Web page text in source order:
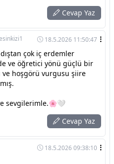
Cevap Yaz
18.5.2026 11:50:47
çok iç erdemler
ve öğretici yönü güçlü bir
ve hoşgörü vurgusu şiire
sevgilerimle.🌸🤍
Cevap Yaz
18.5.2026 09:38:10